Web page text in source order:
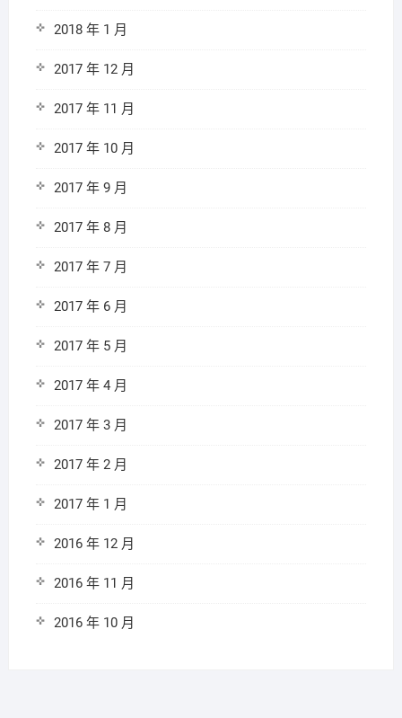
2018 年 1 月
2017 年 12 月
2017 年 11 月
2017 年 10 月
2017 年 9 月
2017 年 8 月
2017 年 7 月
2017 年 6 月
2017 年 5 月
2017 年 4 月
2017 年 3 月
2017 年 2 月
2017 年 1 月
2016 年 12 月
2016 年 11 月
2016 年 10 月